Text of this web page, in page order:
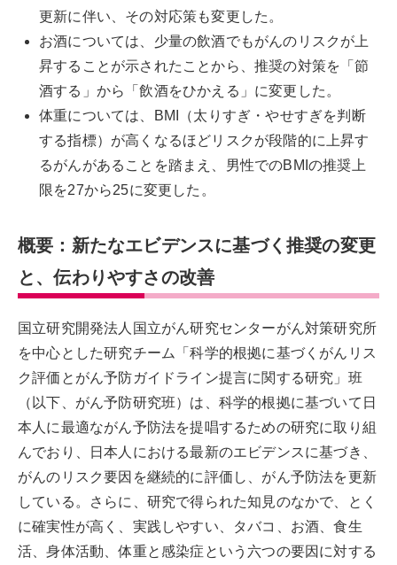
更新に伴い、その対応策も変更した。
お酒については、少量の飲酒でもがんのリスクが上
昇することが示されたことから、推奨の対策を「節
酒する」から「飲酒をひかえる」に変更した。
体重については、BMI（太りすぎ・やせすぎを判断
する指標）が高くなるほどリスクが段階的に上昇す
るがんがあることを踏まえ、男性でのBMIの推奨上
限を27から25に変更した。
概要：新たなエビデンスに基づく推奨の変更
と、伝わりやすさの改善
国立研究開発法人国立がん研究センターがん対策研究所
を中心とした研究チーム「科学的根拠に基づくがんリス
ク評価とがん予防ガイドライン提言に関する研究」班
（以下、がん予防研究班）は、科学的根拠に基づいて日
本人に最適ながん予防法を提唱するための研究に取り組
んでおり、日本人における最新のエビデンスに基づき、
がんのリスク要因を継続的に評価し、がん予防法を更新
している。さらに、研究で得られた知見のなかで、とく
に確実性が高く、実践しやすい、タバコ、お酒、食生
活、身体活動、体重と感染症という六つの要因に対する